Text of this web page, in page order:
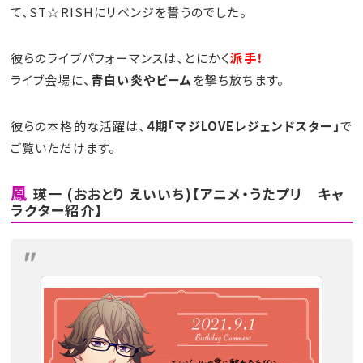
て、ST☆RISHにリベンジを誓うのでした。
彼らのライブパフォーマンスは、とにかく派手！
ライブ会場に、 青白い炎やビームを撃ち放ちます。
彼らの本格的な活躍は、 4期「マジLOVEレジェンドスター」で
ご覧いただけます。
鳳 瑛一 (おおとり えいいち)【アニメ・うたプリ キャ
ラクター紹介】